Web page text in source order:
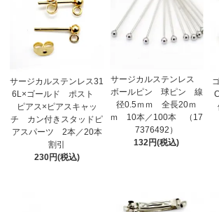
サージカルステンレス31
6L×ゴールド ポスト
ピアス×ピアスキャッ
チ カン付きスタッドピ
アスパーツ 2本／20本
割引
230円(税込)
サージカルステンレス
ボールピン 球ピン 線
径0.5ｍｍ 全長20ｍ
ｍ 10本／100本 （17
7376492）
132円(税込)